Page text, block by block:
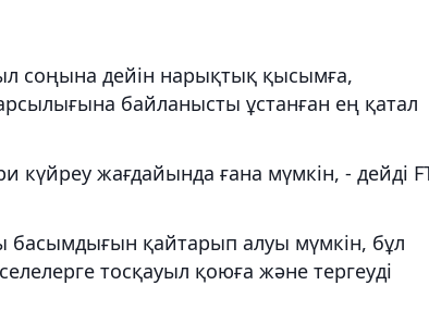
соңына дейін нарықтық қысымға,
байланысты ұстанған ең қатал
күйреу жағдайында ғана мүмкін, - дейді
басымдығын қайтарып алуы мүмкін, бұл
тосқауыл қоюға және тергеуді